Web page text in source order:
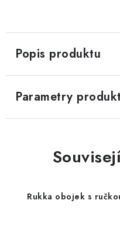
Popis produktu
Parametry
Rukka obojek s